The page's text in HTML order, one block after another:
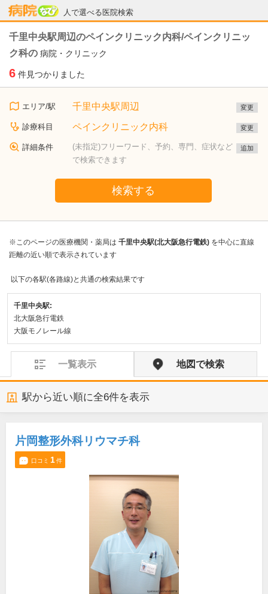
人で選べる医院検索
病院なび
千里中央駅周辺のペインクリニック内科/ペインクリニッ
ク科の 病院・クリニック
6 件見つかりました
エリア/駅 千里中央駅周辺 変更
診療科目 ペインクリニック内科 変更
詳細条件
(未指定)フリーワード、予約、専門、症状など
で検索できます
追加
検索する
※このページの医療機関・薬局は 千里中央駅(北大阪急行電鉄) を中心に直線
距離の近い順で表示されています
以下の各駅(各路線)と共通の検索結果です
千里中央駅:
北大阪急行電鉄
大阪モノレール線
一覧表示 地図で検索
駅から近い順に全6件を表示
片岡整形外科リウマチ科
口コミ 1件